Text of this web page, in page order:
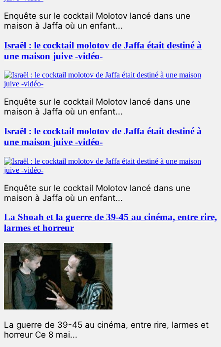
Enquête sur le cocktail Molotov lancé dans une
maison à Jaffa où un enfant...
Israël : le cocktail molotov de Jaffa était destiné à
une maison juive -vidéo-
Enquête sur le cocktail Molotov lancé dans une
maison à Jaffa où un enfant...
Israël : le cocktail molotov de Jaffa était destiné à
une maison juive -vidéo-
Enquête sur le cocktail Molotov lancé dans une
maison à Jaffa où un enfant...
La Shoah et la guerre de 39-45 au cinéma, entre rire,
larmes et horreur
La guerre de 39-45 au cinéma, entre rire, larmes et
horreur Ce 8 mai...